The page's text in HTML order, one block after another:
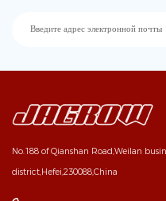
No.188 of Qianshan Road,Weilan
district,Hefei,230088,China